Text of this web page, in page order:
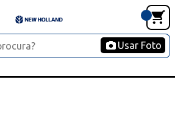
Usar Foto